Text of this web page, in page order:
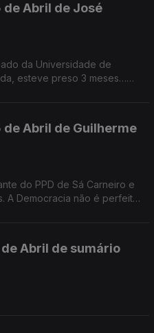
de Abril de José
da Universidade de
esteve preso 3 meses…
de Abril de Guilherme
do PPD de Sá Carneiro e
A Democracia não é perfeita
Abril de sumário